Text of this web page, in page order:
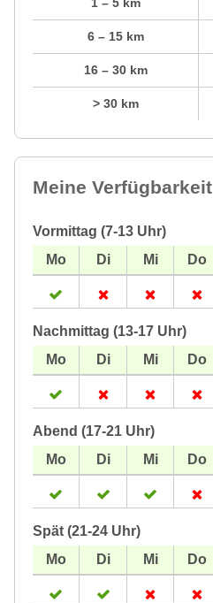
6 – 15 km
16 – 30 km
> 30 km
Meine Verfügbarkeit
Vormittag (7-13 Uhr)
Nachmittag (13-17 Uhr)
Abend (17-21 Uhr)
Spät (21-24 Uhr)